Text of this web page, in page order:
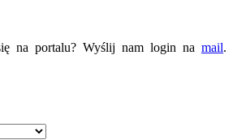
na portalu? Wyślij nam login na mail.